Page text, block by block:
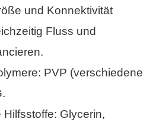
und Konnektivität
Fluss und
PVP (verschiedene
Glycerin,